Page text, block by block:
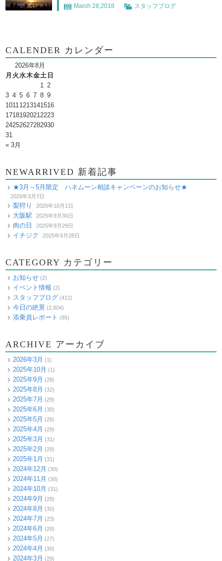
March 28,2018 スタッフブログ
CALENDER カレンダー
2026年8月
月 火水木金土 日
1 2
3 4 5 6 7 8 9
10111213141516
17181920212223
24252627282930
31
« 3月
NEWARRIVED 新着記事
★3月～5月限定 ハネムーン相談キャンペーンのお知らせ★
2026年3月7日
梨狩り 2025年10月1日
大阪駅 2025年9月30日
肉の日 2025年9月29日
イチジク 2025年9月28日
CATEGORY カテゴリー
お知らせ (2)
イベント情報 (2)
スタッフブログ (412)
今日の絶景 (2,804)
添乗員レポート (85)
ARCHIVE アーカイブ
2026年3月 (1)
2025年10月 (1)
2025年9月 (28)
2025年8月 (32)
2025年7月 (29)
2025年6月 (30)
2025年5月 (26)
2025年4月 (29)
2025年3月 (31)
2025年2月 (28)
2025年1月 (31)
2024年12月 (30)
2024年11月 (30)
2024年10月 (31)
2024年9月 (28)
2024年8月 (30)
2024年7月 (23)
2024年6月 (28)
2024年5月 (27)
2024年4月 (30)
2024年3月 (29)